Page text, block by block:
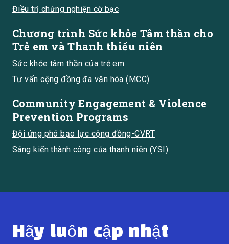
Hãy luôn cập nhật
Điều trị chứng nghiện cờ bạc
Chương trình Sức khỏe Tâm thần cho
Trẻ em và Thanh thiếu niên
Sức khỏe tâm thần của trẻ em
Tư vấn cộng đồng đa văn hóa (MCC)
Community Engagement & Violence
Prevention Programs
Đội ứng phó bạo lực cộng đồng-CVRT
Sáng kiến thành công của thanh niên (YSI)